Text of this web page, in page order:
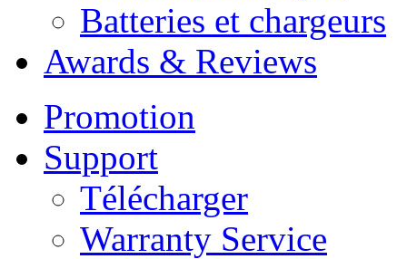
Batteries et chargeurs
Awards & Reviews
Promotion
Support
Télécharger
Warranty Service